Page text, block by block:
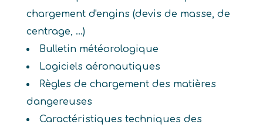
chargement d'engins (devis de masse, de
centrage, ...)
Bulletin météorologique
Logiciels aéronautiques
Règles de chargement des matières
dangereuses
Caractéristiques techniques des